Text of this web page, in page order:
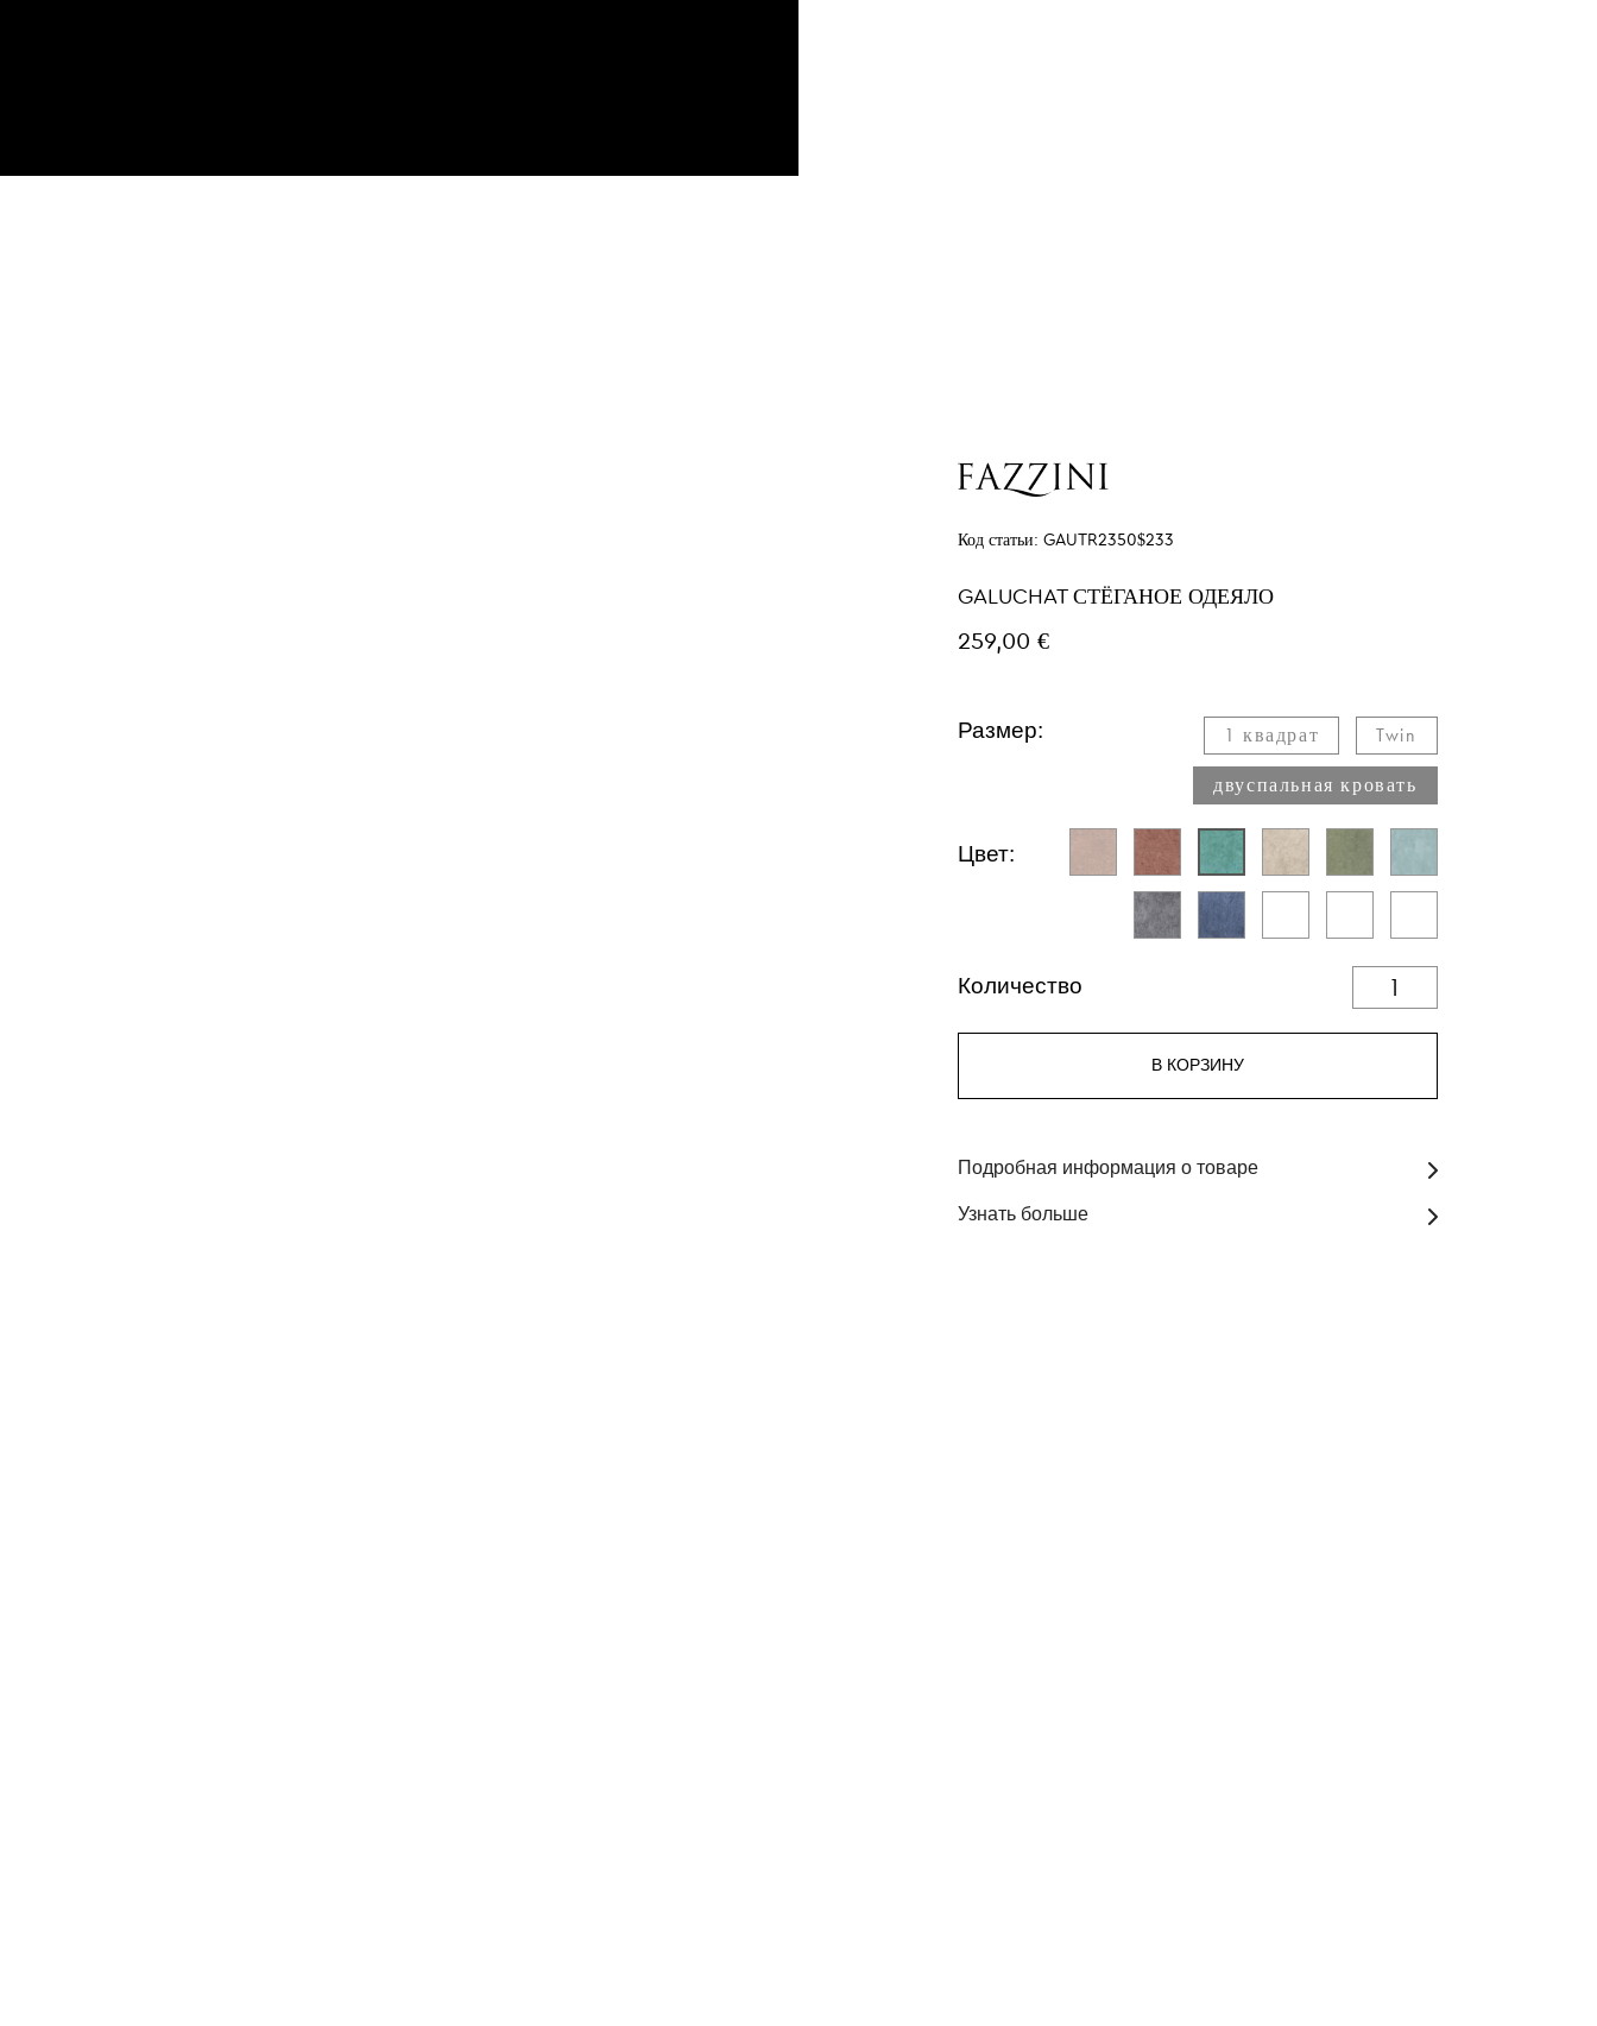
Код статьи:GAUTR2350$233
GALUCHAT СТЁГАНОЕ ОДЕЯЛО
259,00 €
Размер: 1 квадрат​
Twin​
двуспальная кровать
Цвет:
Количество
В КОРЗИНУ
Подробная информация о товаре
Узнать больше